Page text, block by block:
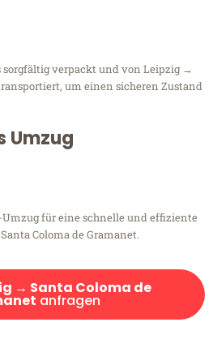
verpackt und von Leipzig →
um einen sicheren Zustand
Umzug
für eine schnelle und effiziente
Coloma de Gramanet.
→ Santa Coloma de
anfragen